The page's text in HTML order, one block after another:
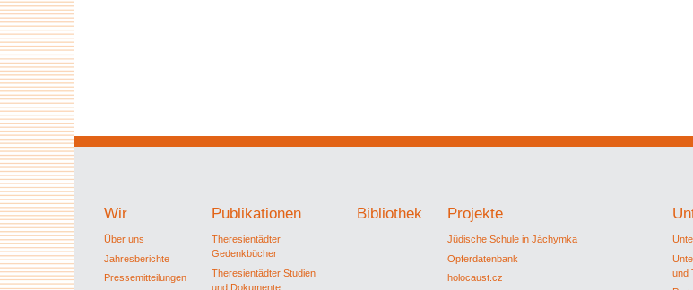
Wir
Über uns
Jahresberichte
Pressemitteilungen
Publikationen
Theresientädter
Gedenkbücher
Theresientädter Studien
und Dokumente
Bibliothek Projekte
Jüdische Schule in Jáchymka
Opferdatenbank
holocaust.cz
und